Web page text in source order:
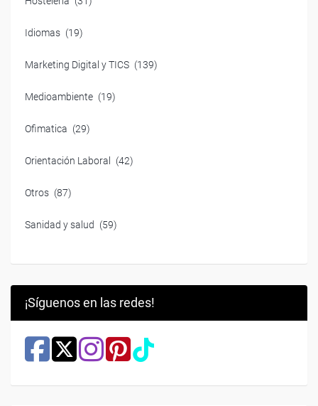
Idiomas (19)
Marketing Digital y TICS (139)
Medioambiente (19)
Ofimatica (29)
Orientación Laboral (42)
Otros (87)
Sanidad y salud (59)
¡Síguenos en las redes!